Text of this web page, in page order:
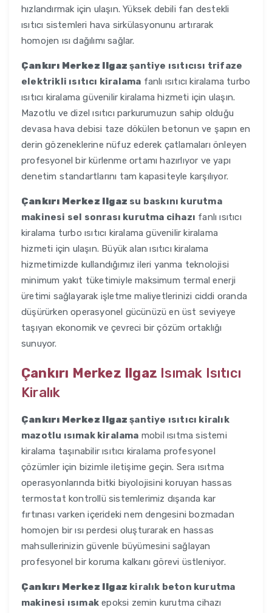
hızlandırmak için ulaşın. Yüksek debili fan destekli
ısıtıcı sistemleri hava sirkülasyonunu artırarak
homojen ısı dağılımı sağlar.
Çankırı Merkez Ilgaz şantiye ısıtıcısı trifaze
elektrikli ısıtıcı kiralama fanlı ısıtıcı kiralama turbo
ısıtıcı kiralama güvenilir kiralama hizmeti için ulaşın.
Mazotlu ve dizel ısıtıcı parkurumuzun sahip olduğu
devasa hava debisi taze dökülen betonun ve şapın en
derin gözeneklerine nüfuz ederek çatlamaları önleyen
profesyonel bir kürlenme ortamı hazırlıyor ve yapı
denetim standartlarını tam kapasiteyle karşılıyor.
Çankırı Merkez Ilgaz su baskını kurutma
makinesi sel sonrası kurutma cihazı fanlı ısıtıcı
kiralama turbo ısıtıcı kiralama güvenilir kiralama
hizmeti için ulaşın. Büyük alan ısıtıcı kiralama
hizmetimizde kullandığımız ileri yanma teknolojisi
minimum yakıt tüketimiyle maksimum termal enerji
üretimi sağlayarak işletme maliyetlerinizi ciddi oranda
düşürürken operasyonel gücünüzü en üst seviyeye
taşıyan ekonomik ve çevreci bir çözüm ortaklığı
sunuyor.
Çankırı Merkez Ilgaz Isımak Isıtıcı
Kiralık
Çankırı Merkez Ilgaz şantiye ısıtıcı kiralık
mazotlu ısımak kiralama mobil ısıtma sistemi
kiralama taşınabilir ısıtıcı kiralama profesyonel
çözümler için bizimle iletişime geçin. Sera ısıtma
operasyonlarında bitki biyolojisini koruyan hassas
termostat kontrollü sistemlerimiz dışarıda kar
fırtınası varken içerideki nem dengesini bozmadan
homojen bir ısı perdesi oluşturarak en hassas
mahsullerinizin güvenle büyümesini sağlayan
profesyonel bir koruma kalkanı görevi üstleniyor.
Çankırı Merkez Ilgaz kiralık beton kurutma
makinesi ısımak epoksi zemin kurutma cihazı